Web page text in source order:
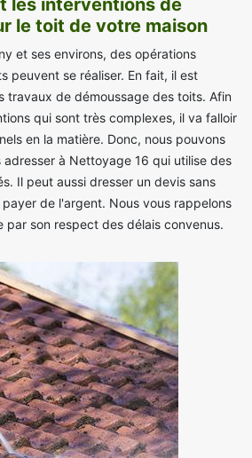
les interventions de
le toit de votre maison
et ses environs, des opérations
peuvent se réaliser. En fait, il est
travaux de démoussage des toits. Afin
qui sont très complexes, il va falloir
en la matière. Donc, nous pouvons
à Nettoyage 16 qui utilise des
Il peut aussi dresser un devis sans
de l'argent. Nous vous rappelons
par son respect des délais convenus.